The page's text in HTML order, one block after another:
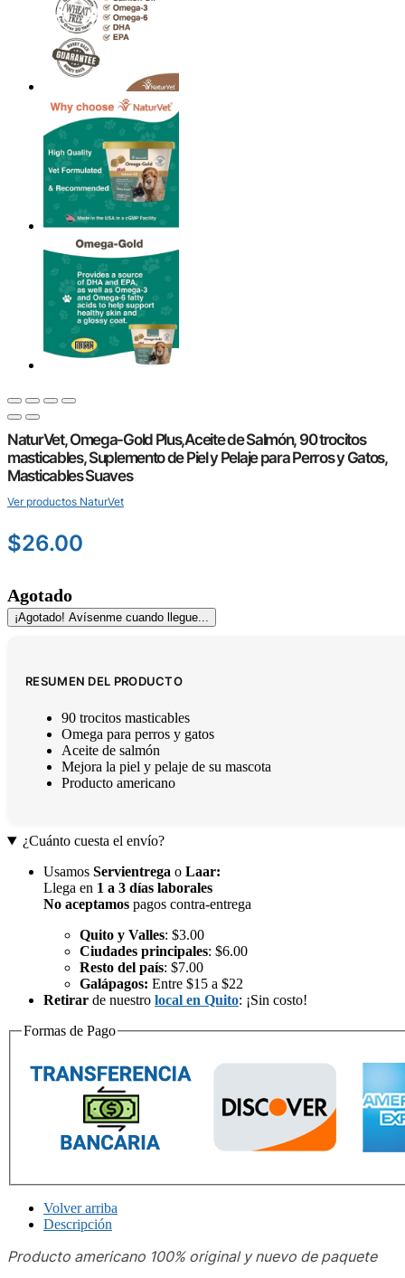
NaturVet, Omega-Gold Plus,Aceite de Salmón, 90 trocitos
masticables, Suplemento de Piel y Pelaje para Perros y Gatos,
Masticables Suaves
Ver productos NaturVet
$26.00
Agotado
¡Agotado! Avísenme cuando llegue...
RESUMEN DEL PRODUCTO
90 trocitos masticables
Omega para perros y gatos
Aceite de salmón
Mejora la piel y pelaje de su mascota
Producto americano
¿Cuánto cuesta el envío?
Usamos Servientrega o Laar:
Llega en 1 a 3 días laborales
No aceptamos pagos contra-entrega
Quito y Valles: $3.00
Ciudades principales: $6.00
Resto del país: $7.00
Galápagos: Entre $15 a $22
Retirar de nuestro local en Quito: ¡Sin costo!
Formas de Pago
Volver arriba
Descripción
Producto americano 100% original y nuevo de paquete